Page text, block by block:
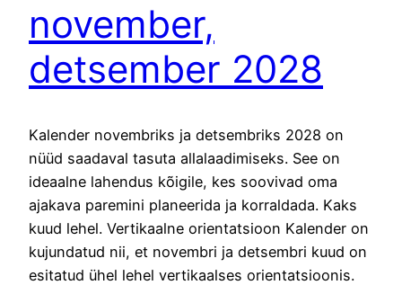
november,
detsember 2028
Kalender novembriks ja detsembriks 2028 on
nüüd saadaval tasuta allalaadimiseks. See on
ideaalne lahendus kõigile, kes soovivad oma
ajakava paremini planeerida ja korraldada. Kaks
kuud lehel. Vertikaalne orientatsioon Kalender on
kujundatud nii, et novembri ja detsembri kuud on
esitatud ühel lehel vertikaalses orientatsioonis.